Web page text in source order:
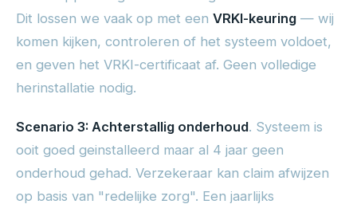
Dit lossen we vaak op met een VRKI-keuring — wij
komen kijken, controleren of het systeem voldoet,
en geven het VRKI-certificaat af. Geen volledige
herinstallatie nodig.
Scenario 3: Achterstallig onderhoud. Systeem is
ooit goed geinstalleerd maar al 4 jaar geen
onderhoud gehad. Verzekeraar kan claim afwijzen
op basis van "redelijke zorg". Een jaarlijks